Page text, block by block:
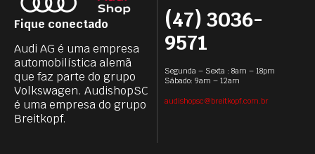
Fique conectado
Audi AG é uma empresa
automobilística alemã
que faz parte do grupo
Volkswagen. AudishopSC
é uma empresa do grupo
Breitkopf.
(47) 3036-
9571
Segunda – Sexta : 8am – 18pm
Sábado: 9am – 12am
audishopsc@breitkopf.com.br